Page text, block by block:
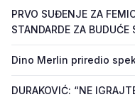
PRVO SUĐENJE ZA
STANDARDE ZA BUDUĆE
Dino Merlin priredio
DURAKOVIĆ: “NE